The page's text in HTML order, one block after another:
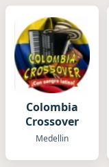
Colombia
Crossover
Medellin